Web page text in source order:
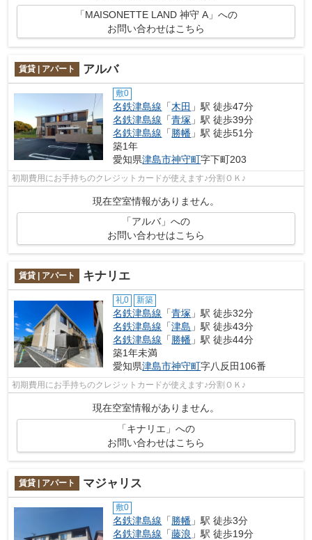
「MAISONETTE LAND 神守 A」への
お問い合わせはこちら
賃貸 | アパート アルバ
敷0
名鉄津島線 「木田 」駅 徒歩47分
名鉄津島線 「青塚 」駅 徒歩39分
名鉄津島線 「 勝幡 」駅 徒歩51分
築1年
愛知県津島市神守町字下町203
初期費用にお手持ちのクレジットカードが使えます♪分割ＯＫ♪
現在空室情報がありません。
「アルバ」への
お問い合わせはこちら
賃貸 | アパート キナリエ
礼0 新築
名鉄津島線 「青塚 」駅 徒歩32分
名鉄津島線 「津島 」駅 徒歩43分
名鉄津島線 「勝幡 」駅 徒歩44分
築1年未満
愛知県津島市神守町字八反田106番
初期費用にお手持ちのクレジットカードが使えます♪分割ＯＫ♪
現在空室情報がありません。
「キナリエ」への
お問い合わせはこちら
賃貸 | アパート マジャリス
敷0
名鉄津島線 「 勝幡 」駅 徒歩3分
名鉄津島線 「藤浪 」駅 徒歩19分